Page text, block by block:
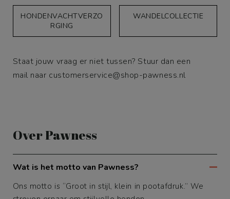
HONDENVACHTVERZO
RGING
WANDELCOLLECTIE
Staat jouw vraag er niet tussen? Stuur dan een
mail naar customerservice@shop-pawness.nl
Over Pawness
Wat is het motto van Pawness?
Ons motto is “Groot in stijl, klein in pootafdruk.” We